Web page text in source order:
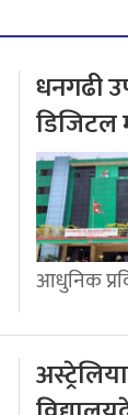
धनगढी
डिजिटल
आधुनिक